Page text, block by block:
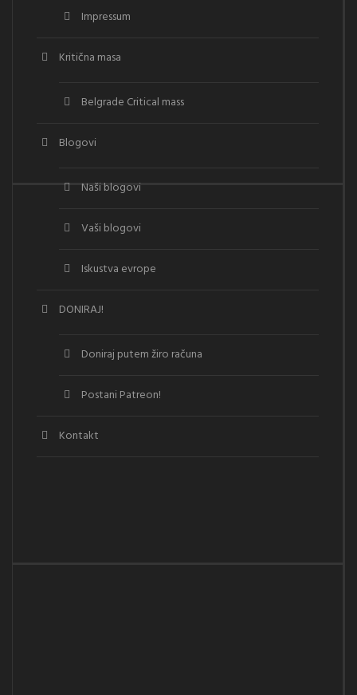
Impressum
Kritična masa
Belgrade Critical mass
Blogovi
Naši blogovi
Vaši blogovi
Iskustva evrope
DONIRAJ!
Doniraj putem žiro računa
Postani Patreon!
Kontakt